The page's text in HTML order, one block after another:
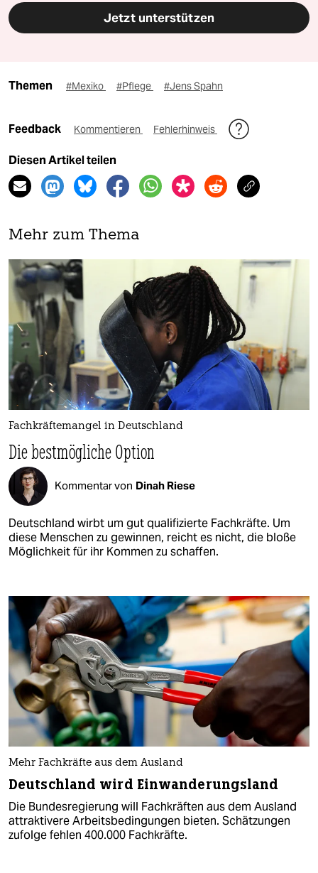
Jetzt unterstützen
Themen #Mexiko #Pflege #Jens Spahn
Feedback Kommentieren Fehlerhinweis
Diesen Artikel teilen
Mehr zum Thema
Fachkräftemangel in Deutschland
Die bestmögliche Option
Kommentar von Dinah Riese
Deutschland wirbt um gut qualifizierte Fachkräfte. Um
diese Menschen zu gewinnen, reicht es nicht, die bloße
Möglichkeit für ihr Kommen zu schaffen.
Mehr Fachkräfte aus dem Ausland
Deutschland wird Einwanderungsland
Die Bundesregierung will Fachkräften aus dem Ausland
attraktivere Arbeitsbedingungen bieten. Schätzungen
zufolge fehlen 400.000 Fachkräfte.